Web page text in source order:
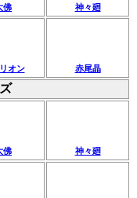
佛 神々廻
オン 赤尾晶
佛 神々廻